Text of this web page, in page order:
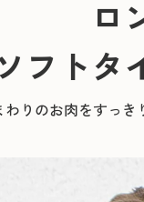
ロ
フトタ
わりのお肉をすっき